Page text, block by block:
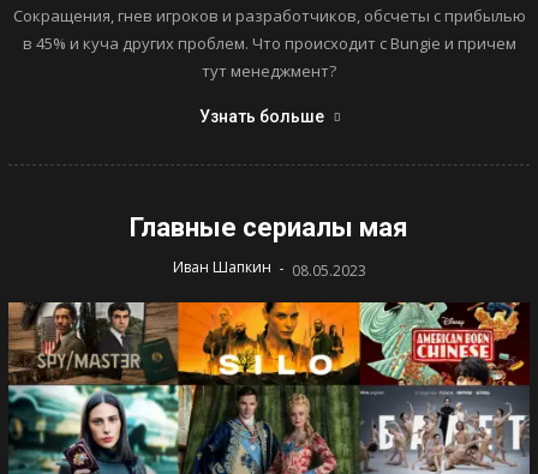
Сокращения, гнев игроков и разработчиков, обсчеты с прибылью
в 45% и куча других проблем. Что происходит с Bungie и причем
тут менеджмент?
Узнать больше
Главные сериалы мая
Иван Шапкин - 08.05.2023